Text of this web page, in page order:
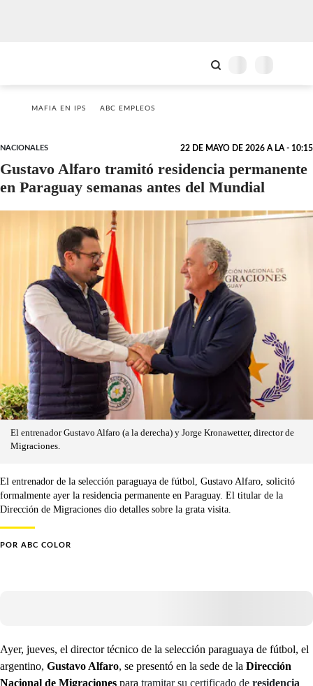
MAFIA EN IPS ABC EMPLEOS
NACIONALES 22 DE MAYO DE 2026 A LA - 10:15
Gustavo Alfaro tramitó residencia permanente
en Paraguay semanas antes del Mundial
El entrenador Gustavo Alfaro (a la derecha) y Jorge Kronawetter, director de
Migraciones.
El entrenador de la selección paraguaya de fútbol, Gustavo Alfaro, solicitó
formalmente ayer la residencia permanente en Paraguay. El titular de la
Dirección de Migraciones dio detalles sobre la grata visita.
POR ABC COLOR
Ayer, jueves, el director técnico de la selección paraguaya de fútbol, el
argentino, Gustavo Alfaro, se presentó en la sede de la Dirección
Nacional de Migraciones para tramitar su certificado de residencia